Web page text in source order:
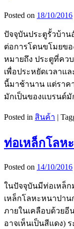
Posted on 18/10/2016
ปัจจุบันประตูรั้วบ้าน
ต่อการโดนขโมยข
หมายถึง ประตูที่คว
เพื่อประหยัดเวลาแ
นี้มาช้านาน แต่ราค
มักเป็นของแบรนด์มั
Posted in สินค้า |
ท่อเหล็กโลห
Posted on 14/10/2016
ในปัจจุบันมีท่อเหล็ก
เหล็กโลหะหนาปาน
ภายในเคลือบด้วยอี
อาจเห็นเป็นสีแดง)